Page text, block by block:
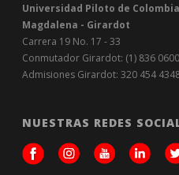
Universidad Piloto de
Magdalena - Girardot
Carrera 19 No. 17 - 33
Conmutador Girardot: (1) 836 0600
Admisiones Girardot: 320 454
NUESTRAS REDES